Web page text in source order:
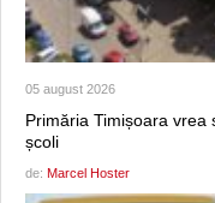
05 august 2026
Primăria Timișoara
școli
de: Marcel Hoster